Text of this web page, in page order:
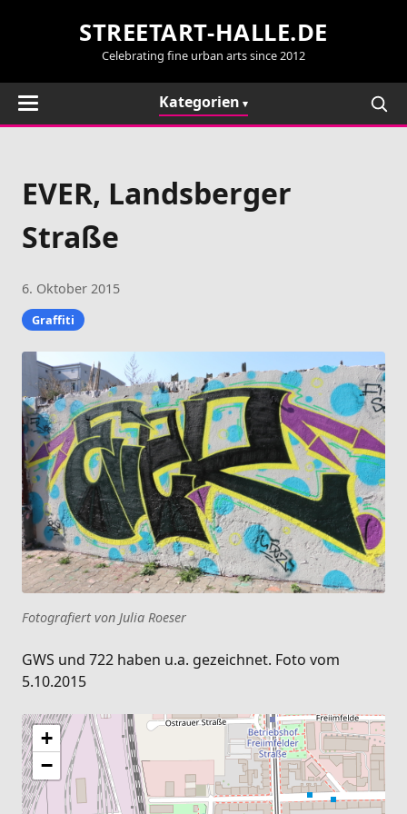
STREETART-HALLE.DE
Celebrating fine urban arts since 2012
Kategorien
EVER, Landsberger
Straße
6. Oktober 2015
Graffiti
Fotografiert von Julia Roeser
GWS und 722 haben u.a. gezeichnet. Foto vom
5.10.2015
+
−